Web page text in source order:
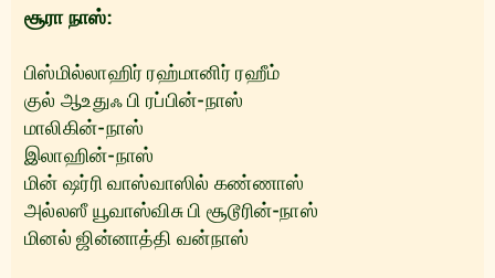
சூரா நாஸ்:
பிஸ்மில்லாஹிர் ரஹ்மானிர் ரஹீம்
குல் ஆஉதுஃ பி ரப்பின்-நாஸ்
மாலிகின்-நாஸ்
இலாஹின்-நாஸ்
மின் ஷர்ரி வாஸ்வாஸில் கண்ணாஸ்
அல்லஸீ யூவாஸ்விசு பி சூடூரின்-நாஸ்
மினல் ஜின்னாத்தி வன்நாஸ்